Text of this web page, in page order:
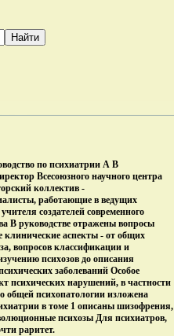
по психиатрии А В
Всесоюзного научного центра
коллектив -
работающие в ведущих
создателей современного
В руководстве отражены вопросы
клинические аспекты - от общих
вопросов классификации и
психозов до описания
заболеваний Особое
психических нарушений, в частности
общей психопатологии изложена
в томе 1 описаны шизофрения,
психозы Для психиатров,
раритет.